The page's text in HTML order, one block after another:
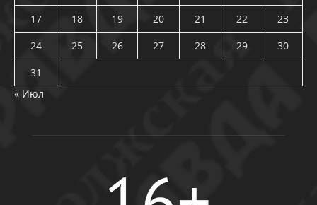
17
18 19 20 21 22
23
24
25 26 27 28 29
30
31
« Июл